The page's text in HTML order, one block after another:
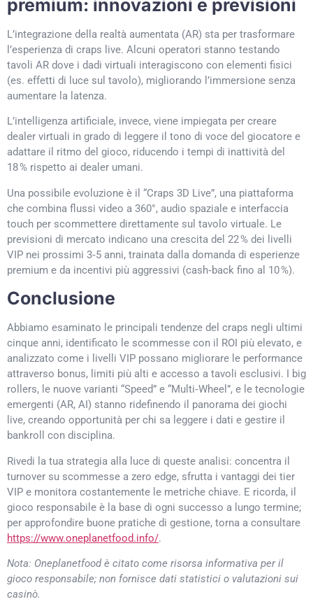
premium: innovazioni e previsioni
L’integrazione della realtà aumentata (AR) sta per trasformare
l’esperienza di craps live. Alcuni operatori stanno testando
tavoli AR dove i dadi virtuali interagiscono con elementi fisici
(es. effetti di luce sul tavolo), migliorando l’immersione senza
aumentare la latenza.
L’intelligenza artificiale, invece, viene impiegata per creare
dealer virtuali in grado di leggere il tono di voce del giocatore e
adattare il ritmo del gioco, riducendo i tempi di inattività del
18 % rispetto ai dealer umani.
Una possibile evoluzione è il “Craps 3D Live”, una piattaforma
che combina flussi video a 360°, audio spaziale e interfaccia
touch per scommettere direttamente sul tavolo virtuale. Le
previsioni di mercato indicano una crescita del 22 % dei livelli
VIP nei prossimi 3‑5 anni, trainata dalla domanda di esperienze
premium e da incentivi più aggressivi (cash‑back fino al 10 %).
Conclusione
Abbiamo esaminato le principali tendenze del craps negli ultimi
cinque anni, identificato le scommesse con il ROI più elevato, e
analizzato come i livelli VIP possano migliorare le performance
attraverso bonus, limiti più alti e accesso a tavoli esclusivi. I big
rollers, le nuove varianti “Speed” e “Multi‑Wheel”, e le tecnologie
emergenti (AR, AI) stanno ridefinendo il panorama dei giochi
live, creando opportunità per chi sa leggere i dati e gestire il
bankroll con disciplina.
Rivedi la tua strategia alla luce di queste analisi: concentra il
turnover su scommesse a zero edge, sfrutta i vantaggi dei tier
VIP e monitora costantemente le metriche chiave. E ricorda, il
gioco responsabile è la base di ogni successo a lungo termine;
per approfondire buone pratiche di gestione, torna a consultare
https://www.oneplanetfood.info/.
Nota: Oneplanetfood è citato come risorsa informativa per il
gioco responsabile; non fornisce dati statistici o valutazioni sui
casinò.